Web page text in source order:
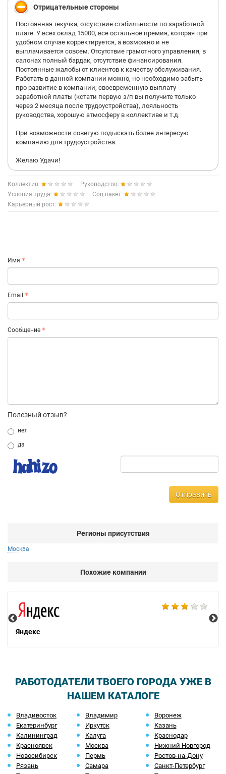
Отрицательные стороны
Постоянная текучка, отсутствие стабильности по заработной
плате. У всех оклад 15000, все остальное премия, которая при
удобном случае корректируется, а возможно и не
выплачивается совсем. Отсутствие грамотного управления, в
салонах полный бардак, отсутствие финансирования.
Постоянные жалобы от клиентов к качеству обслуживания.
Работать в данной компании можно, но необходимо забыть
про развитие в компании, своевременную выплату
заработной платы (кстати первую з/п вы получите только
через 2 месяца после трудоустройства), лояльность
руководства, хорошую атмосферу в коллективе и т.д.
При возможности советую подыскать более интересую
компанию для трудоустройства.
Желаю Удачи!
Коллектив:
Руководство:
Условия труда:
Соц.пакет:
Карьерный рост:
Имя
Email
Сообщение
Полезный отзыв?
нет
да
Отправить
Регионы присутствия
Москва
Похожие компании
Яндекс
РАБОТОДАТЕЛИ ТВОЕГО ГОРОДА УЖЕ В
НАШЕМ КАТАЛОГЕ
Владивосток Владимир
Воронеж
Екатеринбург
Иркутск
Казань
Калининград
Калуга
Краснодар
Красноярск
Москва
Нижний Новгород
Новосибирск
Пермь
Ростов-на-Дону
Рязань
Самара
Санкт-Петербург